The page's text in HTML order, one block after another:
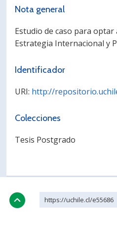
Nota general
Estudio de caso para
Estrategia Internacional y
Identificador
URI: http://
Colecciones
Tesis Postgrado
https://uchile.cl/e55686